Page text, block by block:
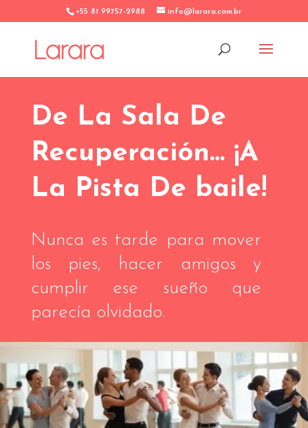
+55 81 99757-2988 info@larara.com.br
De La Sala De
Recuperación… ¡A
La Pista De baile!
Nunca es tarde para mover
los pies, hacer amigos y
cumplir ese sueño que
parecía olvidado.